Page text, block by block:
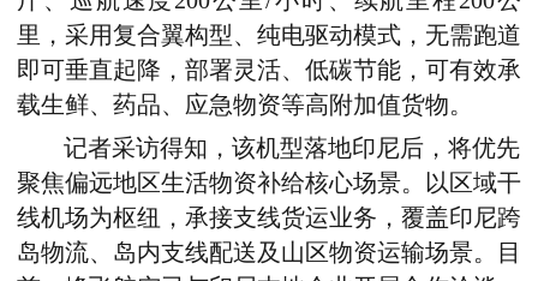
里，采用复合翼构型、纯电驱动模式，无需跑道
即可垂直起降，部署灵活、低碳节能，可有效承
载生鲜、药品、应急物资等高附加值货物。
记者采访得知，该机型落地印尼后，将优先
聚焦偏远地区生活物资补给核心场景。以区域干
线机场为枢纽，承接支线货运业务，覆盖印尼跨
岛物流、岛内支线配送及山区物资运输场景。目